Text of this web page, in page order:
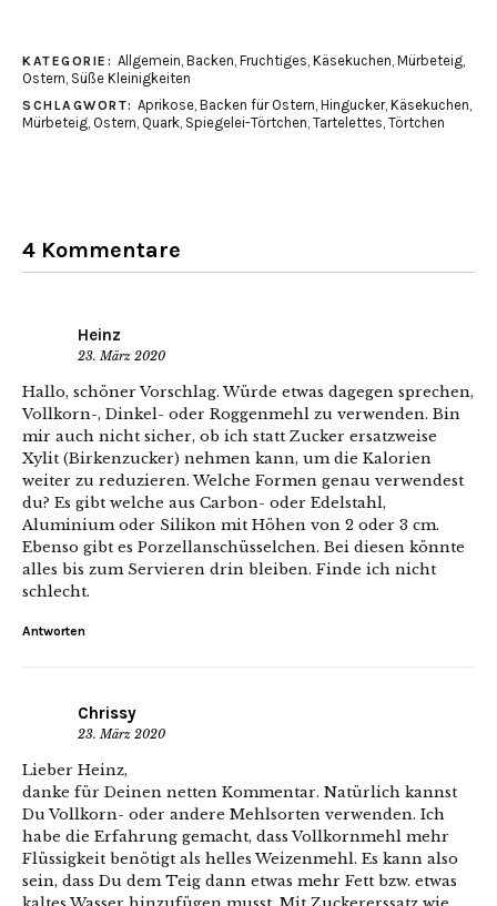
KATEGORIE: Allgemein, Backen, Fruchtiges, Käsekuchen, Mürbeteig,
Ostern, Süße Kleinigkeiten
SCHLAGWORT: Aprikose, Backen für Ostern, Hingucker, Käsekuchen,
Mürbeteig, Ostern, Quark, Spiegelei-Törtchen, Tartelettes, Törtchen
4 Kommentare
Heinz
23. März 2020
Hallo, schöner Vorschlag. Würde etwas dagegen sprechen,
Vollkorn-, Dinkel- oder Roggenmehl zu verwenden. Bin
mir auch nicht sicher, ob ich statt Zucker ersatzweise
Xylit (Birkenzucker) nehmen kann, um die Kalorien
weiter zu reduzieren. Welche Formen genau verwendest
du? Es gibt welche aus Carbon- oder Edelstahl,
Aluminium oder Silikon mit Höhen von 2 oder 3 cm.
Ebenso gibt es Porzellanschüsselchen. Bei diesen könnte
alles bis zum Servieren drin bleiben. Finde ich nicht
schlecht.
Antworten
Chrissy
23. März 2020
Lieber Heinz,
danke für Deinen netten Kommentar. Natürlich kannst
Du Vollkorn- oder andere Mehlsorten verwenden. Ich
habe die Erfahrung gemacht, dass Vollkornmehl mehr
Flüssigkeit benötigt als helles Weizenmehl. Es kann also
sein, dass Du dem Teig dann etwas mehr Fett bzw. etwas